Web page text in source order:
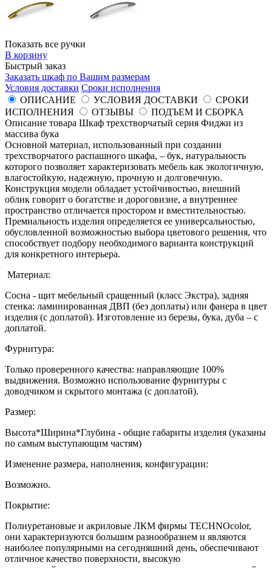
Показать все ручки
В корзину
Быстрый заказ
Заказать шкаф по Вашим размерам
Условия доставки Сроки исполнения
ОПИСАНИЕ
УСЛОВИЯ ДОСТАВКИ
СРОКИ
ИСПОЛНЕНИЯ
ОТЗЫВЫ
ПОДЪЕМ И СБОРКА
Описание товара Шкаф трехстворчатый серия Фиджи из
массива бука
Основной материал, использованный при создании
трехстворчатого распашного шкафа, – бук, натуральность
которого позволяет характеризовать мебель как экологичную,
влагостойкую, надежную, прочную и долговечную.
Конструкция модели обладает устойчивостью, внешний
облик говорит о богатстве и дороговизне, а внутреннее
пространство отличается простором и вместительностью.
Премиальность изделия определяется ее универсальностью,
обусловленной возможностью выбора цветового решения, что
способствует подбору необходимого варианта конструкций
для конкретного интерьера.
Материал:
Сосна - щит мебельный сращенный (класс Экстра), задняя
стенка: ламинированная ДВП (без доплаты) или фанера в цвет
изделия (с доплатой). Изготовление из березы, бука, дуба – с
доплатой.
Фурнитура:
Только проверенного качества: направляющие 100%
выдвижения. Возможно использование фурнитуры с
доводчиком и скрытого монтажа (с доплатой).
Размер:
Высота*Ширина*Глубина - общие габариты изделия (указаны
по самым выступающим частям)
Изменение размера, наполнения, конфигурации:
Возможно.
Покрытие:
Полиуретановые и акриловые ЛКМ фирмы TECHNOcolor,
они характеризуются большим разнообразием и являются
наиболее популярными на сегодняшний день, обеспечивают
отличное качество поверхности, высокую